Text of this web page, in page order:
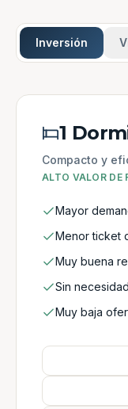
Inversión
1
Compacto y
ALTO VALOR DE
Mayor
Menor ticket
Muy buena
Sin
Muy baja